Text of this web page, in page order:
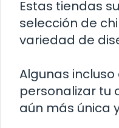
Estas tiendas
selección de
variedad de
Algunas
personalizar tu
aún más única